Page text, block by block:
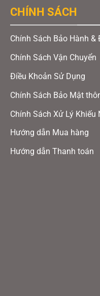
CHÍNH SÁCH
Chính Sách Bảo Hành &
Chính Sách Vận Chuyển
Điều Khoản Sử Dụng
Chính Sách Bảo Mật
Chính Sách Xử Lý Khiếu
Hướng dẫn Mua hàng
Hướng dẫn Thanh toán